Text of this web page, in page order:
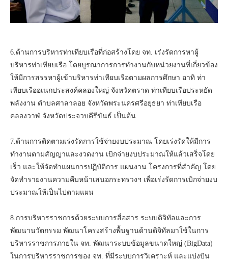
6.ด้านการบริหารท่าเทียบเรือที่ก่อสร้างโดย จท. เร่งรัดการหาผู้
บริหารท่าเทียบเรือ โดยบูรณาการการทำงานกับหน่วยงานที่เกี่ยวข้อง
ให้มีการสรรหาผู้เข้าบริหารท่าเทียบเรือตามผลการศึกษา อาทิ ท่า
เทียบเรืออเนกประสงค์คลองใหญ่ จังหวัดตราด ท่าเทียบเรือประหยัด
พลังงาน ตำบลศาลาลอย จังหวัดพระนครศรีอยุธยา ท่าเทียบเรือ
คลองวาฬ จังหวัดประจวบคีรีขันธ์ เป็นต้น
7.ด้านการติดตามเร่งรัดการใช้จ่ายงบประมาณ โดยเร่งรัดให้มีการ
ทำงานตามสัญญาและงวดงาน เบิกจ่ายงบประมาณให้แล้วเสร็จโดย
เร็ว และให้จัดทำแผนการปฏิบัติการ แผนงาน โครงการที่สำคัญ โดย
จัดทำรายงานความคืบหน้าเสนอกระทรวงฯ เพื่อเร่งรัดการเบิกจ่ายงบ
ประมาณให้เป็นไปตามแผน
8.การบริหารราชการด้วยระบบการสื่อสาร ระบบดิจิทัลและการ
พัฒนานวัตกรรม พัฒนาโครงสร้างพื้นฐานด้านดิจิทัลมาใช้ในการ
บริหารราชการภายใน จท. พัฒนาระบบข้อมูลขนาดใหญ่ (BigData)
ในการบริหารราชการของ จท. ที่มีระบบการวิเคราะห์ และแบ่งปัน